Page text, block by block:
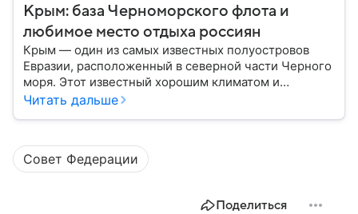
Крым: база Черноморского флота и
любимое место отдыха россиян
Крым — один из самых известных полуостровов
Евразии, расположенный в северной части Черного
моря. Этот известный хорошим климатом и
красивой природой регион имеет также огромное
государства к другому, а его географическое
положение сделало полуостров ключевой точкой
по контролю Черного моря.
Читать дальше
Совет Федерации
Поделиться